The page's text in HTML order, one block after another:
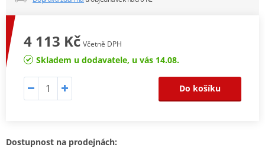
4 113 Kč Včetně DPH
Skladem u dodavatele, u vás 14.08.
Do košíku
Dostupnost na prodejnách: